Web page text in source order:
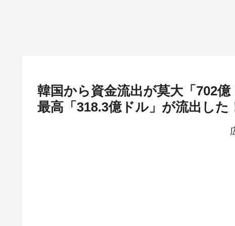
韓国から資金流出が莫大「702
最高「318.3億ドル」が流出した